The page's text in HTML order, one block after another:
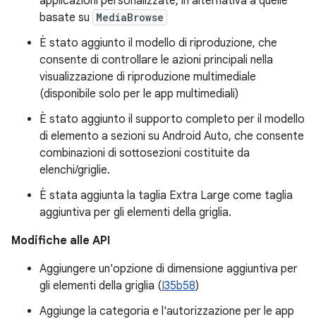
basate su MediaBrowse
È stato aggiunto il modello di riproduzione, che
consente di controllare le azioni principali nella
visualizzazione di riproduzione multimediale
(disponibile solo per le app multimediali)
È stato aggiunto il supporto completo per il modello
di elemento a sezioni su Android Auto, che consente
combinazioni di sottosezioni costituite da
elenchi/griglie.
È stata aggiunta la taglia Extra Large come taglia
aggiuntiva per gli elementi della griglia.
Modifiche alle API
Aggiungere un'opzione di dimensione aggiuntiva per
gli elementi della griglia (I35b58)
Aggiunge la categoria e l'autorizzazione per le app